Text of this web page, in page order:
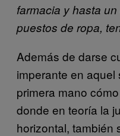
farmacia y hasta
puestos de ropa,
Además de darse
imperante en
primera mano
donde en teoría la
horizontal, también